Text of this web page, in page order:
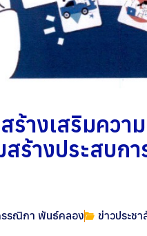
ร้างเสริมคว
สร้างประสบก
รณิกา พันธ์คลอง ข่าวประช